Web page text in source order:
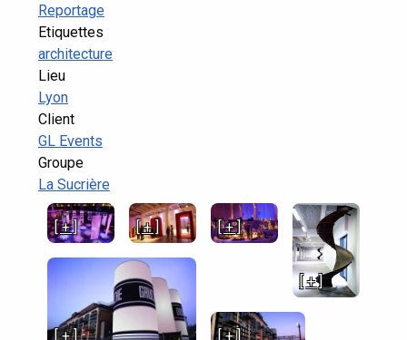
Reportage
Etiquettes
architecture
Lieu
Lyon
Client
GL Events
Groupe
La Sucrière
[ + ] [ + ] [ + ]
[ + ]
[ + ] [ + ]